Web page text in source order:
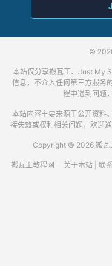
©
本站仅分享搬瓦工、Just My
信息，不介入任何第三方服务
程中遇到问题
本站内容主要来源于公开资料
接失效或权利相关问题，欢迎
Copyright © 2026 搬瓦
搬瓦工教程网 关于本站| 联